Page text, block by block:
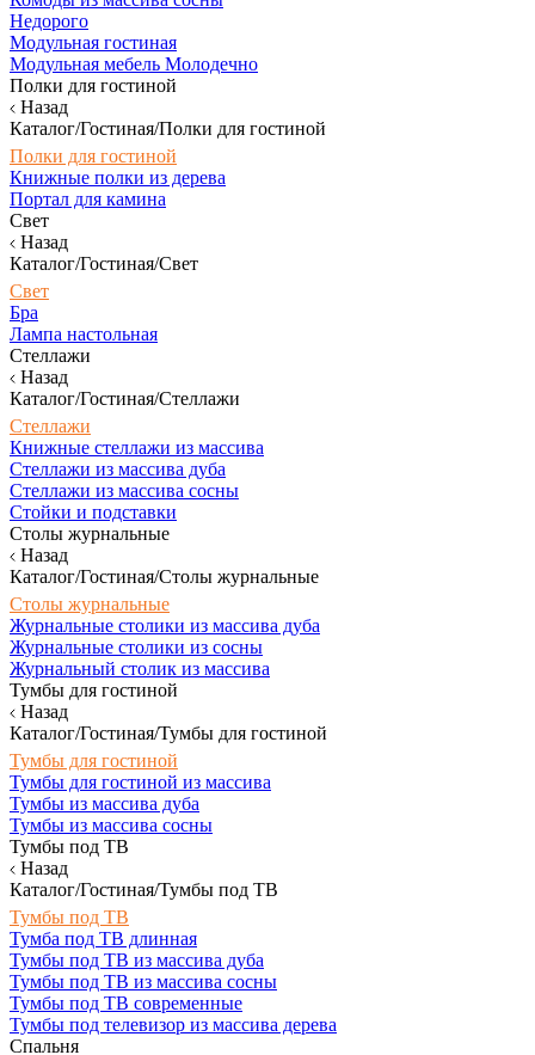
Недорого
Модульная гостиная
Модульная мебель Молодечно
Полки для гостиной
Назад
Каталог/Гостиная/Полки для гостиной
Полки для гостиной
Книжные полки из дерева
Портал для камина
Свет
Назад
Каталог/Гостиная/Свет
Свет
Бра
Лампа настольная
Стеллажи
Назад
Каталог/Гостиная/Стеллажи
Стеллажи
Книжные стеллажи из массива
Стеллажи из массива дуба
Стеллажи из массива сосны
Стойки и подставки
Столы журнальные
Назад
Каталог/Гостиная/Столы журнальные
Столы журнальные
Журнальные столики из массива дуба
Журнальные столики из сосны
Журнальный столик из массива
Тумбы для гостиной
Назад
Каталог/Гостиная/Тумбы для гостиной
Тумбы для гостиной
Тумбы для гостиной из массива
Тумбы из массива дуба
Тумбы из массива сосны
Тумбы под ТВ
Назад
Каталог/Гостиная/Тумбы под ТВ
Тумбы под ТВ
Тумба под ТВ длинная
Тумбы под ТВ из массива дуба
Тумбы под ТВ из массива сосны
Тумбы под ТВ современные
Тумбы под телевизор из массива дерева
Спальня